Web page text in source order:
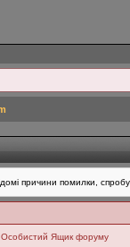
причини помилки,
Особистий Ящик форуму